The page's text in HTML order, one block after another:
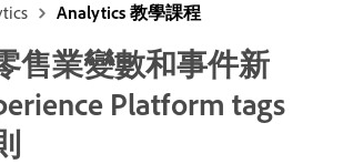
Analytics 教學課程
售業變數和事件新
Platform tags